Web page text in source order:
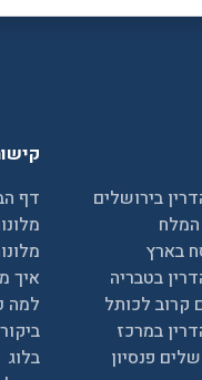
בירושלים
המלח
בארץ
בטבריה
קרוב לכותל
במרכז
פנסיון
דף
איך
למה
בלוג